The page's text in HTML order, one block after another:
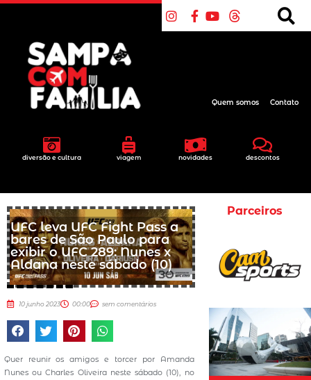
diversão e cultura viagem novidades descontos
Quem somos Contato
UFC leva UFC Fight Pass a
bares de São Paulo para
exibir o UFC 289: Nunes x
Aldana neste sábado (10)
10 junho 2023 00:00 sem comentários
Quer reunir os amigos e torcer por Amanda
Nunes ou Charles Oliveira neste sábado (10), no
Parceiros